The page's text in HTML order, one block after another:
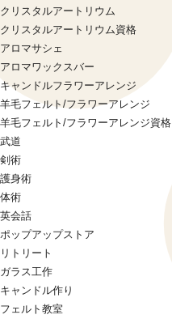
クリスタルアートリウム
クリスタルアートリウム資格
アロマサシェ
アロマワックスバー
キャンドルフラワーアレンジ
羊毛フェルト/フラワーアレンジ
羊毛フェルト/フラワーアレンジ資格
武道
剣術
護身術
体術
英会話
ポップアップストア
リトリート
ガラス工作
キャンドル作り
フェルト教室